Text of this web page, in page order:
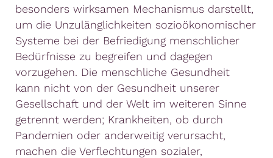
besonders wirksamen Mechanismus darstellt,
um die Unzulänglichkeiten sozioökonomischer
Systeme bei der Befriedigung menschlicher
Bedürfnisse zu begreifen und dagegen
vorzugehen. Die menschliche Gesundheit
kann nicht von der Gesundheit unserer
Gesellschaft und der Welt im weiteren Sinne
getrennt werden; Krankheiten, ob durch
Pandemien oder anderweitig verursacht,
machen die Verflechtungen sozialer,